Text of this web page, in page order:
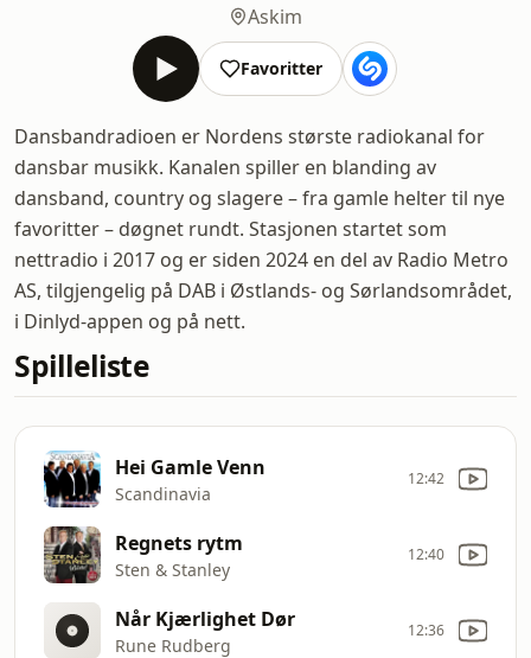
Askim
Favoritter
Dansbandradioen er Nordens største radiokanal for
dansbar musikk. Kanalen spiller en blanding av
dansband, country og slagere – fra gamle helter til nye
favoritter – døgnet rundt. Stasjonen startet som
nettradio i 2017 og er siden 2024 en del av Radio Metro
AS, tilgjengelig på DAB i Østlands- og Sørlandsområdet,
i Dinlyd-appen og på nett.
Spilleliste
Hei Gamle Venn
Scandinavia
12:42
Regnets rytm
Sten & Stanley
12:40
Når Kjærlighet Dør
Rune Rudberg
12:36